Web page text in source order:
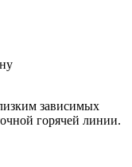
зависимых
горячей линии.